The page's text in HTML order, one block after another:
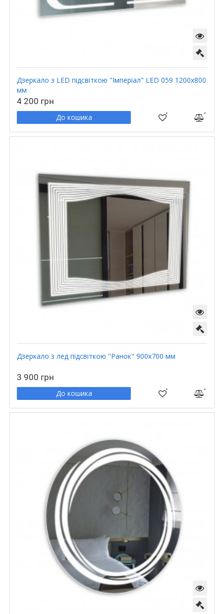
Дзеркало з LED підсвіткою "Імперіал" LED 059 1200x800
мм
4 200 грн
До кошика
Дзеркало з лед підсвіткою "Ранок" 900х700 мм
3 900 грн
До кошика